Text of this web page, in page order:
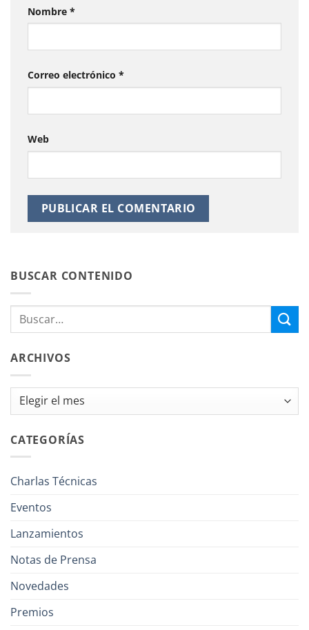
Nombre *
Correo electrónico *
Web
BUSCAR CONTENIDO
ARCHIVOS
Archivos
CATEGORÍAS
Charlas Técnicas
Eventos
Lanzamientos
Notas de Prensa
Novedades
Premios